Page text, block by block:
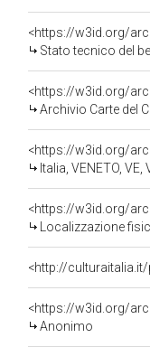
<https://w3id.org/
Stato tecnico del
Archivio Carte del
<https://w3id.org/
Italia, VENETO, VE,
<https://w3id.org/
Localizzazione
<http://
<https://w3id.org/
Anonimo